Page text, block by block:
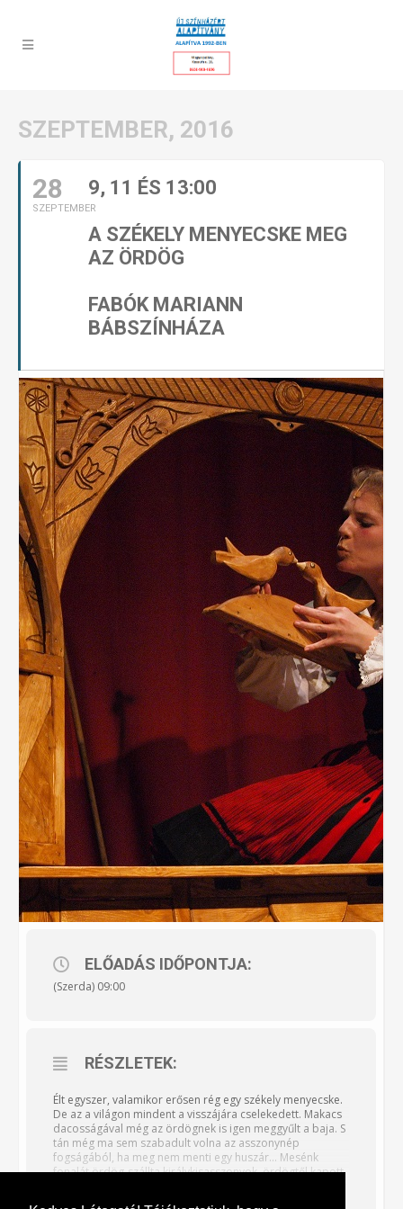
SZEPTEMBER, 2016
28
SZEPTEMBER
9, 11 ÉS 13:00
A SZÉKELY MENYECSKE MEG
AZ ÖRDÖG
FABÓK MARIANN
BÁBSZÍNHÁZA
ELŐADÁS IDŐPONTJA:
(Szerda) 09:00
RÉSZLETEK:
Élt egyszer, valamikor erősen rég egy székely menyecske.
De az a világon mindent a visszájára cselekedett. Makacs
dacosságával még az ördögnek is igen meggyűlt a baja. S
tán még ma sem szabadult volna az asszonynép
fogságából, ha meg nem menti egy huszár… Mesénk
fonalát ördög-szállta királykisasszonyok, ördögtől kapott